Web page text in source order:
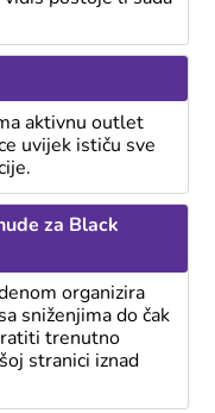
aktivnu outlet
uvijek ističu sve
za Black
organizira
sniženjima do čak
trenutno
stranici iznad